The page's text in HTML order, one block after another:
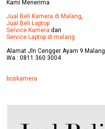
Kami Menerima
Jual Beli Kamera di Malang
Jual Beli Laptop
Service Kamera dan
Service Laptop di malang.
Alamat Jln Cengger Ayam 9 Malang
Wa : 0811 360 3004
boskamera